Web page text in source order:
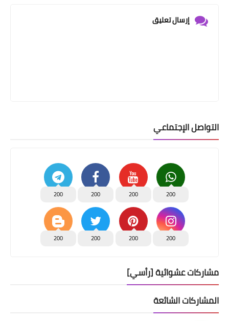
إرسال تعليق
التواصل الإجتماعي
200
200
200
200
200
200
200
200
مشاركات عشوائية [رأسي]
المشاركات الشائعة